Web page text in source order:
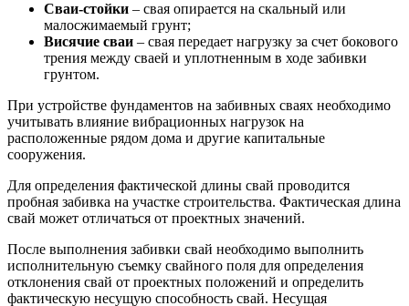
Сваи-стойки – свая опирается на скальный или
малосжимаемый грунт;
Висячие сваи – свая передает нагрузку за счет бокового
трения между сваей и уплотненным в ходе забивки
грунтом.
При устройстве фундаментов на забивных сваях необходимо
учитывать влияние вибрационных нагрузок на
расположенные рядом дома и другие капитальные
сооружения.
Для определения фактической длины свай проводится
пробная забивка на участке строительства. Фактическая длина
свай может отличаться от проектных значений.
После выполнения забивки свай необходимо выполнить
исполнительную съемку свайного поля для определения
отклонения свай от проектных положений и определить
фактическую несущую способность свай. Несущая